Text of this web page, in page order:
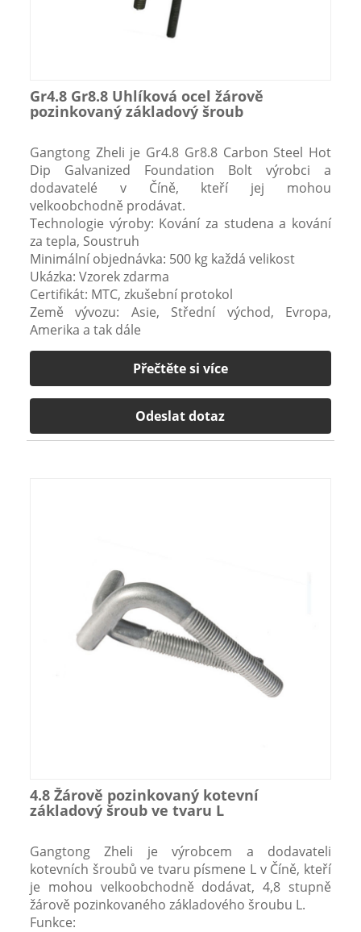
Gr4.8 Gr8.8 Uhlíková ocel žárově
pozinkovaný základový šroub
Gangtong Zheli je Gr4.8 Gr8.8 Carbon Steel Hot
Dip Galvanized Foundation Bolt výrobci a
dodavatelé v Číně, kteří jej mohou
velkoobchodně prodávat.
Technologie výroby: Kování za studena a kování
za tepla, Soustruh
Minimální objednávka: 500 kg každá velikost
Ukázka: Vzorek zdarma
Certifikát: MTC, zkušební protokol
Země vývozu: Asie, Střední východ, Evropa,
Amerika a tak dále
Přečtěte si více
Odeslat dotaz
4.8 Žárově pozinkovaný kotevní
základový šroub ve tvaru L
Gangtong Zheli je výrobcem a dodavateli
kotevních šroubů ve tvaru písmene L v Číně, kteří
je mohou velkoobchodně dodávat, 4,8 stupně
žárově pozinkovaného základového šroubu L.
Funkce: